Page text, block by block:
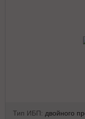
Тип ИБП: двойного